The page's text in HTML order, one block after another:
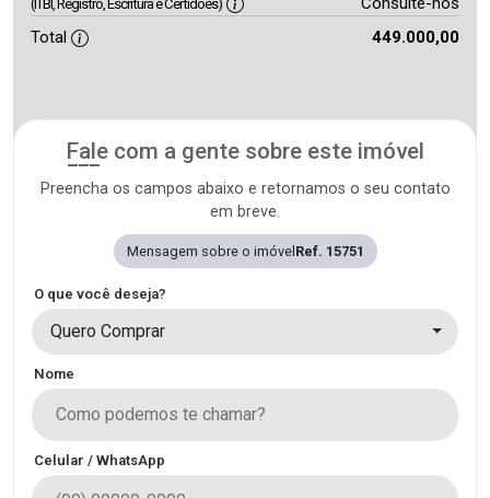
(ITBI, Registro, Escritura e Certidões)
Total
449.000,00
Fale com a gente sobre este imóvel
Preencha os campos abaixo e retornamos o seu contato
em breve.
Mensagem sobre o imóvel Ref. 15751
O que você deseja?
Quero Comprar
Nome
Celular / WhatsApp